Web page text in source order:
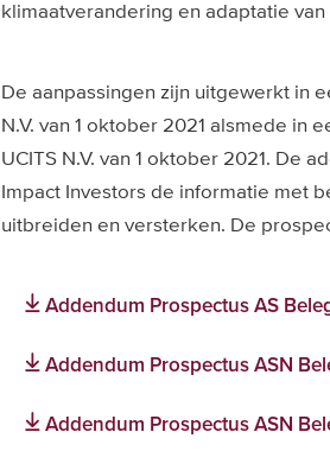
klimaatverandering en adaptatie
De aanpassingen zijn uitgewerkt in
N.V. van 1 oktober 2021 alsmede in
UCITS N.V. van 1 oktober 2021. De
Impact Investors de informatie met
uitbreiden en versterken. De
Addendum Prospectus AS
Addendum Prospectus ASN
Addendum Prospectus ASN